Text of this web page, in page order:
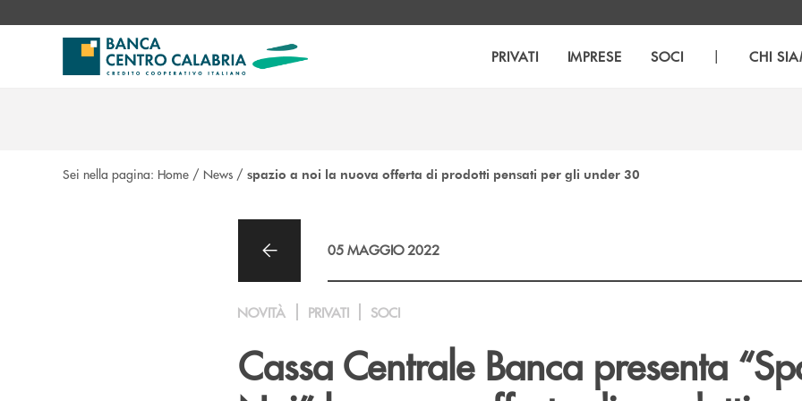
PRIVATI IMPRESE SOCI | CHI
Sei nella pagina: Home / News / spazio a noi la nuova offerta di prodotti pensati per gli under 30
05 MAGGIO 2022
NOVITÀ PRIVATI SOCI
Cassa Centrale Banca presenta